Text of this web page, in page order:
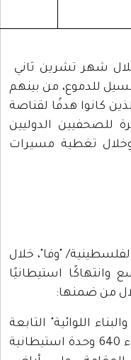
190 جريحًا خلال شهر تشرين ثاني
للدموع، من بينهم
هدفًا لقناصة
للصحفيين الدوليين
تغطية مسيرات
"وفا"، خلال
توسع وانتهاكًا استيطانيًا
من ضمنها:
اللوائية" التابعة
لبلدية الاحتلال في القدس، على بناء 640 وحدة استيطانية